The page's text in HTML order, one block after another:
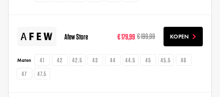
Afew Store € 179,99 € 199,99 KOPEN
Maten 41 42 42.5 43 44 44.5 45 45.5
46
47
47.5